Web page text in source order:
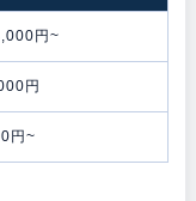
円~
円
円~